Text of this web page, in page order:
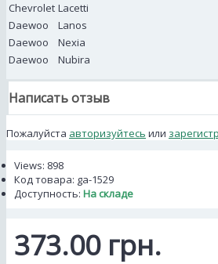
Chevrolet Lacetti
Daewoo
Lanos
Daewoo
Nexia
Daewoo
Nubira
Написать отзыв
Пожалуйста авторизуйтесь или
Views: 898
Код товара: ga-1529
Доступность: На складе
373.00 грн.